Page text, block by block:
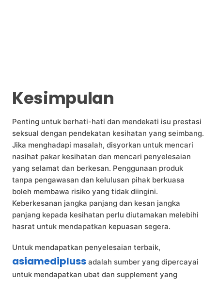
Kesimpulan
Penting untuk berhati-hati dan mendekati isu prestasi
seksual dengan pendekatan kesihatan yang seimbang.
Jika menghadapi masalah, disyorkan untuk mencari
nasihat pakar kesihatan dan mencari penyelesaian
yang selamat dan berkesan. Penggunaan produk
tanpa pengawasan dan kelulusan pihak berkuasa
boleh membawa risiko yang tidak diingini.
Keberkesanan jangka panjang dan kesan jangka
panjang kepada kesihatan perlu diutamakan melebihi
hasrat untuk mendapatkan kepuasan segera.
Untuk mendapatkan penyelesaian terbaik,
asiamedipluss adalah sumber yang dipercayai
untuk mendapatkan ubat dan supplement yang